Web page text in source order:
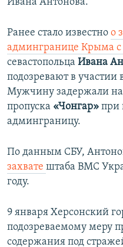
Ранее стало известно о
админгранице Крыма с
севастопольца Ивана
подозревают в
Мужчину задержали
пропуска «Чонгар» при
админграницу.
По данным СБУ,
захвате штаба ВМС
году.
9 января Херсонский
подозреваемому меру
содержания под